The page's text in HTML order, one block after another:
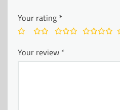
Your rating*
Your review*